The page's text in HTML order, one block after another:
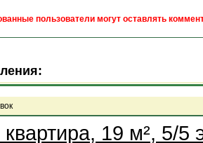
пользователи могут оставлять
квартира, 19 м², 5/5